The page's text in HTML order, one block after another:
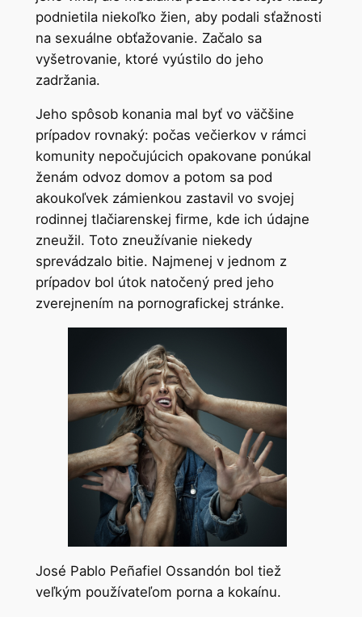
podnietila niekoľko žien, aby podali sťažnosti
na sexuálne obťažovanie. Začalo sa
vyšetrovanie, ktoré vyústilo do jeho
zadržania.
Jeho spôsob konania mal byť vo väčšine
prípadov rovnaký: počas večierkov v rámci
komunity nepočujúcich opakovane ponúkal
ženám odvoz domov a potom sa pod
akoukoľvek zámienkou zastavil vo svojej
rodinnej tlačiarenskej firme, kde ich údajne
zneužil. Toto zneužívanie niekedy
sprevádzalo bitie. Najmenej v jednom z
prípadov bol útok natočený pred jeho
zverejnením na pornografickej stránke.
José Pablo Peñafiel Ossandón bol tiež
veľkým používateľom porna a kokaínu.